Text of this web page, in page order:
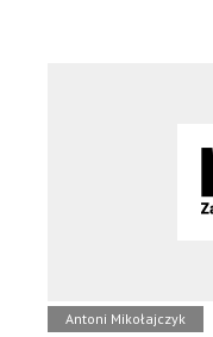
Antoni Mikołajczyk